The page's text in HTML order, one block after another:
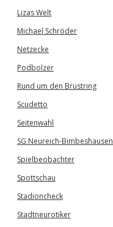
Lizas Welt
Michael Schröder
Netzecke
Podbolzer
Rund um den Brustring
Scudetto
Seitenwahl
SG Neureich-Bimbeshausen
Spielbeobachter
Spottschau
Stadioncheck
Stadtneurotiker